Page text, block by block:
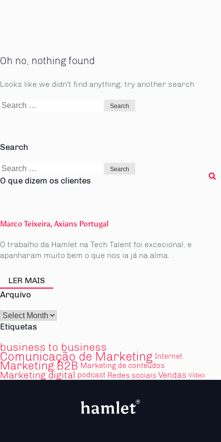
Oh no, nothing found
Looks like we didn't find anything; try another search
Search
Search
Search
for:
O que dizem os clientes
Marco Teixeira, Axians Portugal
O trabalho da Hamlet na Tech Talent foi excecional, e
apanharam muito bem o que nos ia já na alma.
LER MAIS
Arquivo
Arquivo
Etiquetas
business to business
Comunicação de Marketing Internet
Marketing B2B Marketing de conteúdos
Marketing digital podcast Redes sociais Vendas Vídeo